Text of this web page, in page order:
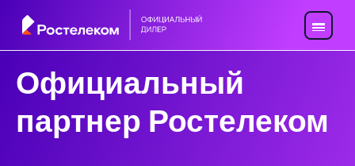
Официальный
партнер Ростелеком